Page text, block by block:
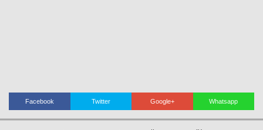
Facebook Twitter Google+ Whatsapp
Haberin Doğru Adresi.